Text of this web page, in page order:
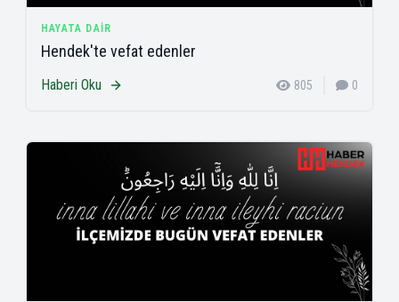
HAYATA DAIR
Hendek'te vefat edenler
Haberi Oku 805 0